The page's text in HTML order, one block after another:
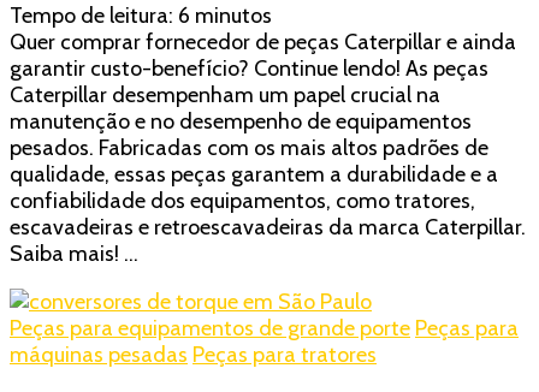
de
peças
Caterpillar:
Conheça
a
Realtrac!
Tempo de leitura: 6 minutos
Quer comprar fornecedor de peças Caterpillar e ainda
garantir custo-benefício? Continue lendo! As peças
Caterpillar desempenham um papel crucial na
manutenção e no desempenho de equipamentos
pesados. Fabricadas com os mais altos padrões de
qualidade, essas peças garantem a durabilidade e a
confiabilidade dos equipamentos, como tratores,
escavadeiras e retroescavadeiras da marca Caterpillar.
Saiba mais! …
Peças para equipamentos de grande porte Peças para
máquinas pesadas Peças para tratores